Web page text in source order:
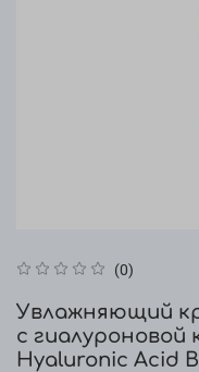
(0)
Увлажняющий
с гиалуроновой
Hyaluronic Acid